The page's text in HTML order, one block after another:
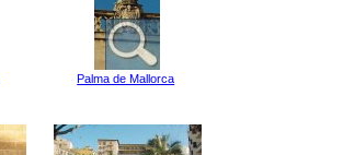
Palma de Mallorca